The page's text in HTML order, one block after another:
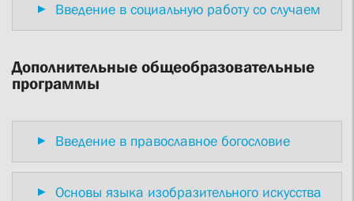
Введение в социальную работу со случаем
Дополнительные общеобразовательные
программы
Введение в православное богословие
Основы языка изобразительного искусства